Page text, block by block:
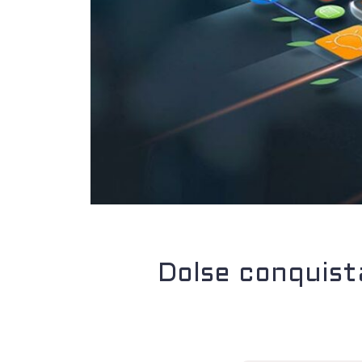
Dolse